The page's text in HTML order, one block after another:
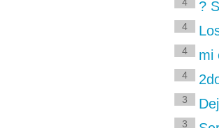
?
4
4 mi
4
3
3